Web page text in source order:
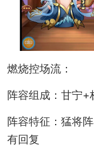
燃烧控场流：
阵容组成：甘宁
阵容特征：猛将
有回复